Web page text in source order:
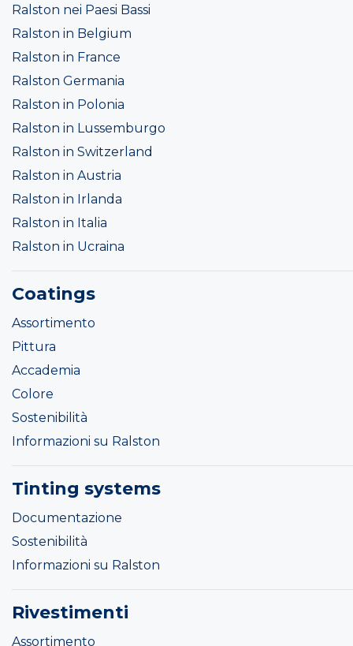
Ralston nei Paesi Bassi
Ralston in Belgium
Ralston in France
Ralston Germania
Ralston in Polonia
Ralston in Lussemburgo
Ralston in Switzerland
Ralston in Austria
Ralston in Irlanda
Ralston in Italia
Ralston in Ucraina
Coatings
Assortimento
Pittura
Accademia
Colore
Sostenibilità
Informazioni su Ralston
Tinting systems
Documentazione
Sostenibilità
Informazioni su Ralston
Rivestimenti
Assortimento